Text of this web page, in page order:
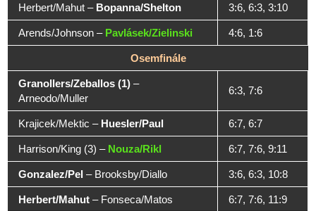
Herbert/Mahut – Bopanna/Shelton 3:6, 6:3, 3:10
Arends/Johnson – Pavlásek/Zielinski 4:6, 1:6
Osemfinále
Granollers/Zeballos (1) –
Arneodo/Muller
6:3, 7:6
Krajicek/Mektic – Huesler/Paul 6:7, 6:7
Harrison/King (3) – Nouza/Rikl 6:7, 7:6, 9:11
Gonzalez/Pel – Brooksby/Diallo 3:6, 6:3, 10:8
Herbert/Mahut – Fonseca/Matos 6:7, 7:6, 11:9